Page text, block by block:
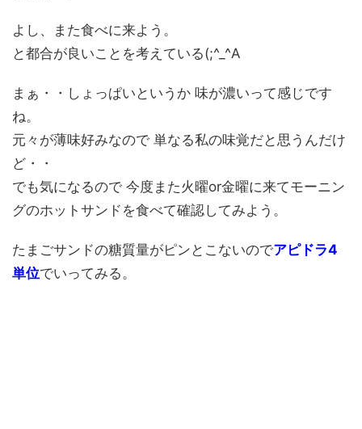
よし、また食べに来よう。
と都合が良いことを考えている(;^_^A
まぁ・・しょっぱいというか 味が濃いって感じです
ね。
元々が薄味好みなので 単なる私の味覚だと思うんだけ
ど・・
でも気になるので 今度また火曜or金曜に来てモーニン
グのホットサンドを食べて確認してみよう。
たまごサンドの糖質量がピンとこないのでアピドラ4
単位でいってみる。